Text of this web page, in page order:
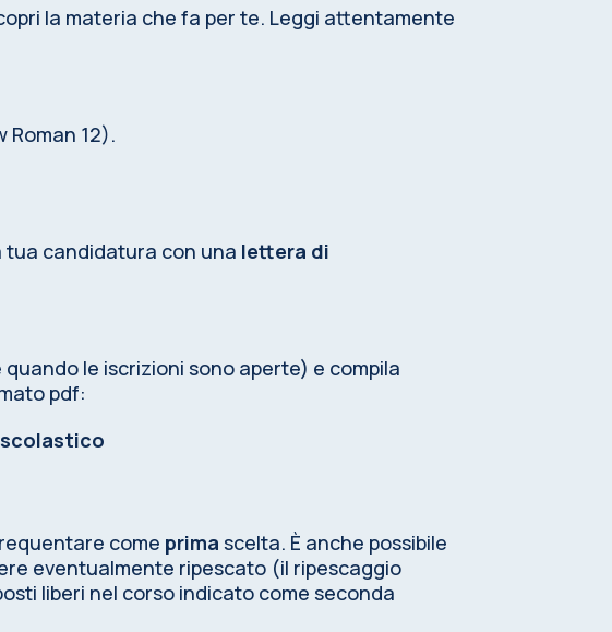
la materia che fa per te. Leggi attentamente
Roman 12).
tua candidatura con una lettera di
le iscrizioni sono aperte) e compila
pdf:
come prima scelta. È anche possibile
eventualmente ripescato (il ripescaggio
liberi nel corso indicato come seconda